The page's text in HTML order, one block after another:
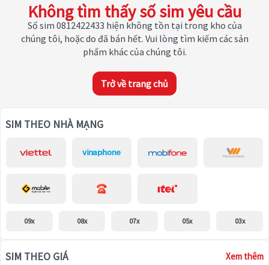
Không tìm thấy số sim yêu cầu
Số sim 0812422433 hiện không tồn tại trong kho của
chúng tôi, hoặc do đã bán hết. Vui lòng tìm kiếm các sản
phẩm khác của chúng tôi.
Trở về trang chủ
SIM THEO NHÀ MẠNG
09x 08x 07x 05x 03x
SIM THEO GIÁ Xem thêm